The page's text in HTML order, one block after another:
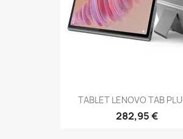
TABLET LENOVO TAB
282,95 €